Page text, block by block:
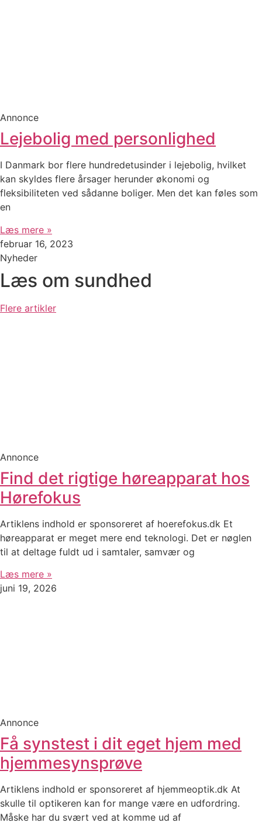
Annonce
Lejebolig med personlighed
I Danmark bor flere hundredetusinder i lejebolig, hvilket
kan skyldes flere årsager herunder økonomi og
fleksibiliteten ved sådanne boliger. Men det kan føles som
en
Læs mere »
februar 16, 2023
Nyheder
Læs om sundhed
Flere artikler
Annonce
Find det rigtige høreapparat hos
Hørefokus
Artiklens indhold er sponsoreret af hoerefokus.dk Et
høreapparat er meget mere end teknologi. Det er nøglen
til at deltage fuldt ud i samtaler, samvær og
Læs mere »
juni 19, 2026
Annonce
Få synstest i dit eget hjem med
hjemmesynsprøve
Artiklens indhold er sponsoreret af hjemmeoptik.dk At
skulle til optikeren kan for mange være en udfordring.
Måske har du svært ved at komme ud af